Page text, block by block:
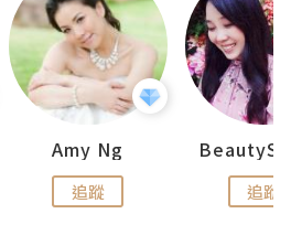
Amy Ng
追蹤 追蹤